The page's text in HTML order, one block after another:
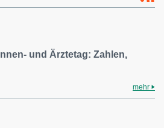
und Ärztetag: Zahlen,
mehr